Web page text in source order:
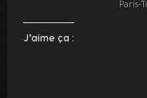
Paris-
J’aime ça :